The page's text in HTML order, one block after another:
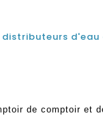
de comptoir et